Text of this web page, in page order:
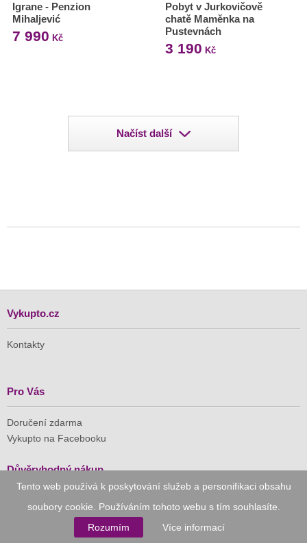
Tento web používá k poskytování služeb a personifikaci obsahu
soubory cookie. Používáním tohoto webu s tím souhlasíte.
Rozumím
Více informací
Igrane - Penzion
Mihaljević
7 990 Kč
Pobyt v Jurkovičově
chatě Maměnka na
Pustevnách
3 190 Kč
Načíst další
Vykupto.cz
Kontakty
Pro Vás
Doručení zdarma
Vykupto na Facebooku
Důvěryhodný nákup
Naše společnost je členem Asociace pro elektronickou